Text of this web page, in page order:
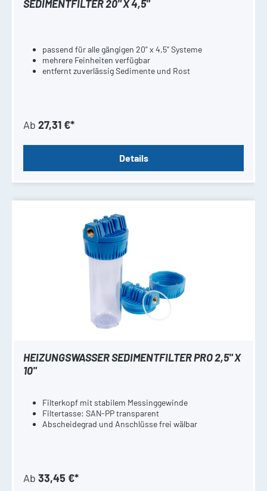
SEDIMENTFILTER 20" X 4,5"
passend für alle gängigen 20" x 4,5" Systeme
mehrere Feinheiten verfügbar
entfernt zuverlässig Sedimente und Rost
Ab 27,31 €*
Details
HEIZUNGSWASSER SEDIMENTFILTER PRO 2,5" X
10"
Filterkopf mit stabilem Messinggewinde
Filtertasse: SAN-PP transparent
Abscheidegrad und Anschlüsse frei wälbar
Ab 33,45 €*